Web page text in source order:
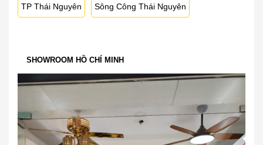
TP Thái Nguyên Sông Công Thái Nguyên
SHOWROOM HỒ CHÍ MINH